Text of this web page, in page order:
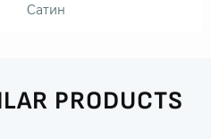
Сатин
PRODUCTS